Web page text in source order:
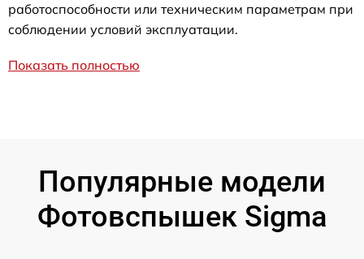
работоспособности или техническим параметрам при
соблюдении условий эксплуатации.
Показать полностью
Популярные модели
Фотовспышек Sigma